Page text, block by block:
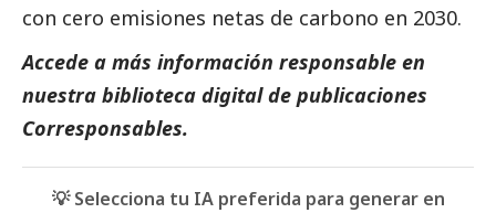
con cero emisiones netas de carbono en 2030.
Accede a más información responsable en
nuestra biblioteca digital de publicaciones
Corresponsables.
💡 Selecciona tu IA preferida para generar en